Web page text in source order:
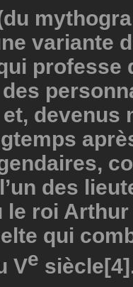
variante
professe
devenus
des
le roi
qui
Ve siècle[4]